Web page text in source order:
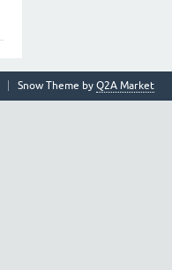
Snow Theme by Q2A Market